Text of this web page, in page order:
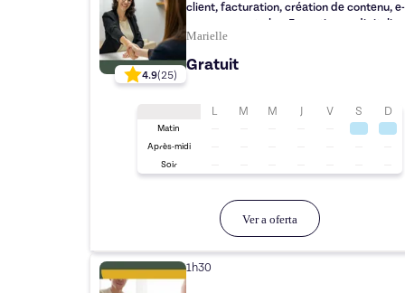
4.9(25)
client, facturation, création de contenu, e-
commerce, et plus. Expertise en
Contactez-moi
Marielle
Gratuit
L M M J V S D
Matin
Après-midi
Soir
Ver a oferta
1h30